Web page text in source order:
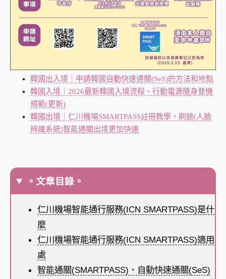
韓國出入境｜申請韓國自動快速通關(SeS)的方法和地點
韓國入境｜2026最新韓國入境流程、行動電源隨身登機
規範(更新)
韓國出境｜仁川機場SMARTPASS註冊教學，刷臉(人臉
辨識系統)智能通關出境更加快速
。文章目錄。
仁川機場智能通行服務(ICN SMARTPASS)是什
麼
仁川機場智能通行服務(ICN SMARTPASS)適用
處
智能通關(SMARTPASS)、自動快速通關(SeS)